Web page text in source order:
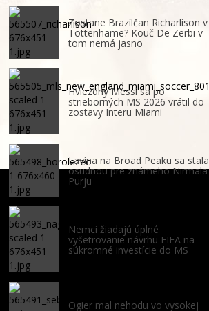
Zostane Brazílčan Richarlison v
Tottenhame? Kouč De Zerbi v
tom nemá jasno
Hviezdny Messi sa po
strieborných MS 2026 vrátil do
zostavy Interu Miami
Lavína na Broad Peaku sa stala
osudnou pre známeho Nirmala
Purju
Nemci žiadajú úplné
vyšetrovanie návrhu FIFA na
súkromné investície do MS
Ogier mal nehodu vo vysokej